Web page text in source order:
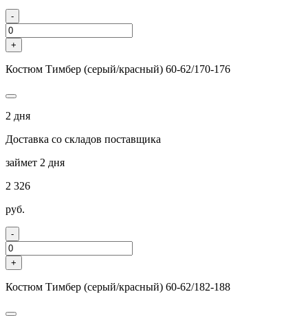
-
+
Костюм Тимбер (серый/красный) 60-62/170-176
2 дня
Доставка со складов поставщика
займет 2 дня
2 326
руб.
-
+
Костюм Тимбер (серый/красный) 60-62/182-188